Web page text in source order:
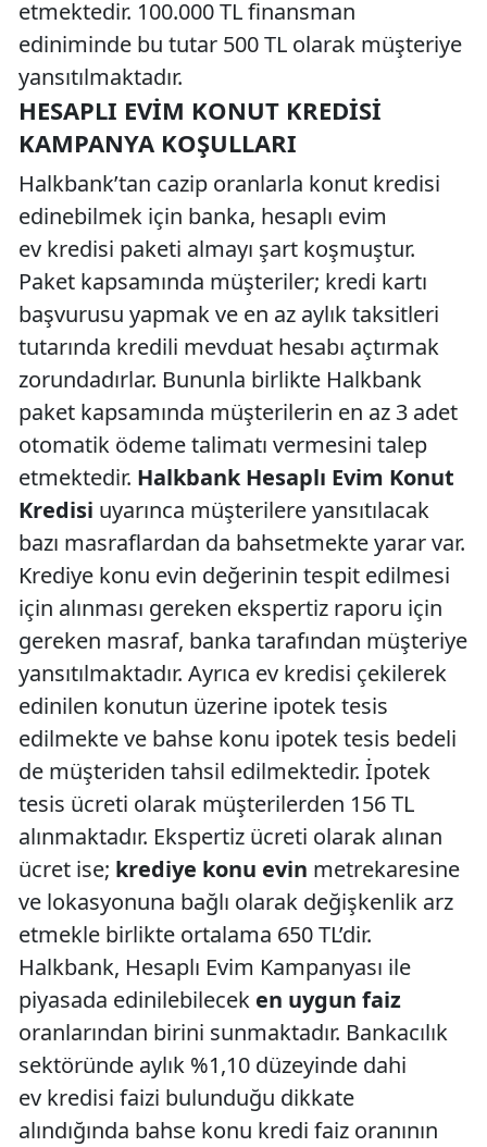
etmektedir. 100.000 TL finansman
ediniminde bu tutar 500 TL olarak müşteriye
yansıtılmaktadır.
HESAPLI EVIM KONUT KREDISI
KAMPANYA KOŞULLARI
Halkbank’tan cazip oranlarla konut kredisi
edinebilmek için banka, hesaplı evim
ev kredisi paketi almayı şart koşmuştur.
Paket kapsamında müşteriler; kredi kartı
başvurusu yapmak ve en az aylık taksitleri
tutarında kredili mevduat hesabı açtırmak
zorundadırlar. Bununla birlikte Halkbank
paket kapsamında müşterilerin en az 3 adet
otomatik ödeme talimatı vermesini talep
etmektedir. Halkbank Hesaplı Evim Konut
Kredisi uyarınca müşterilere yansıtılacak
bazı masraflardan da bahsetmekte yarar var.
Krediye konu evin değerinin tespit edilmesi
için alınması gereken ekspertiz raporu için
gereken masraf, banka tarafından müşteriye
yansıtılmaktadır. Ayrıca ev kredisi çekilerek
edinilen konutun üzerine ipotek tesis
edilmekte ve bahse konu ipotek tesis bedeli
de müşteriden tahsil edilmektedir. İpotek
tesis ücreti olarak müşterilerden 156 TL
alınmaktadır. Ekspertiz ücreti olarak alınan
ücret ise; krediye konu evin metrekaresine
ve lokasyonuna bağlı olarak değişkenlik arz
etmekle birlikte ortalama 650 TL’dir.
Halkbank, Hesaplı Evim Kampanyası ile
piyasada edinilebilecek en uygun faiz
oranlarından birini sunmaktadır. Bankacılık
sektöründe aylık %1,10 düzeyinde dahi
ev kredisi faizi bulunduğu dikkate
alındığında bahse konu kredi faiz oranının